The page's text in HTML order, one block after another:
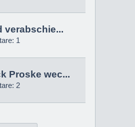
verabschie...
1
Proske wec...
2